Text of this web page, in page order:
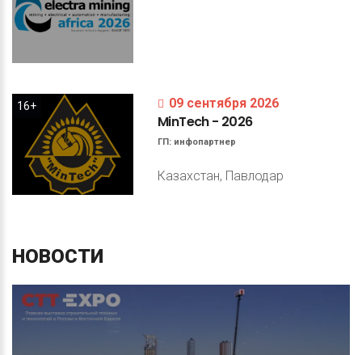
16+ 09 сентября 2026
MinTech- 2026
ГП: инфопартнер
Казахстан, Павлодар
НОВОСТИ